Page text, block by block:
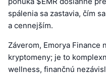
spálenia sa zastavia, čím
a cennejším.
Záverom, Emorya Finance
kryptomeny; je to
wellness, finančnú